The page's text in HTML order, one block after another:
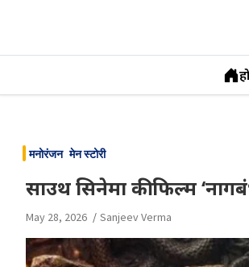
content
मनोरंजन मेन स्टोरी
साउथ सिनेमा की फिल्म
May 28, 2026 Sanjeev Verma